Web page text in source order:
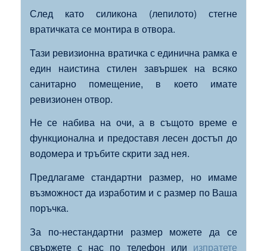
След като силикона (лепилото) стегне
вратичката се монтира в отвора.
Тази ревизионна вратичка с единична рамка е
един наистина стилен завършек на всяко
санитарно помещение, в което имате
ревизионен отвор.
Не се набива на очи, а в същото време е
функционална и предоставя лесен достъп до
водомера и тръбите скрити зад нея.
Предлагаме стандартни размер, но имаме
възможност да изработим и с размер по Ваша
поръчка.
За по-нестандартни размер можете да се
свържете с нас по телефон или изпратете